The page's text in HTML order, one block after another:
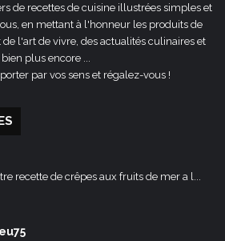
de recettes de cuisine illustrées simples et
en mettant à l'honneur les produits de
l'art de vivre, des actualités culinaires et
bien plus encore ...
par vos sens et régalez-vous !
recette de crêpes aux fruits de mer a l...